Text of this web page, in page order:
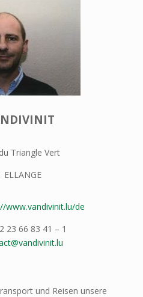
Triangle Vert
ELLANGE
www.vandivinit.lu/de
23 66 83 41 – 1
und Reisen unsere